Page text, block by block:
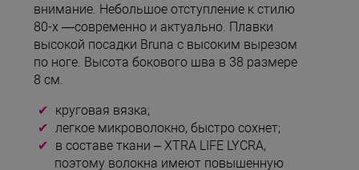
внимание. Небольшое отступление к стилю
80-х —современно и актуально. Плавки
высокой посадки Bruna с высоким вырезом
по ноге. Высота бокового шва в 38 размере
8 см.
круговая вязка;
легкое микроволокно, быстро сохнет;
в составе ткани – XTRA LIFE LYCRA,
поэтому волокна имеют повышенную